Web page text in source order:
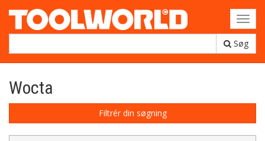
Søg
Wocta
Filtrér din søgning